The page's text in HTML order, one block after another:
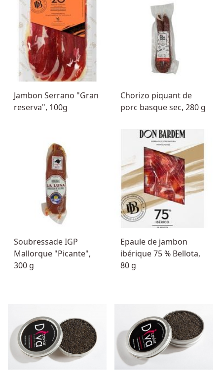
Jambon Serrano "Gran
reserva", 100g
Chorizo piquant de
porc basque sec, 280 g
Soubressade IGP
Mallorque "Picante",
300 g
Epaule de jambon
ibérique 75 % Bellota,
80 g